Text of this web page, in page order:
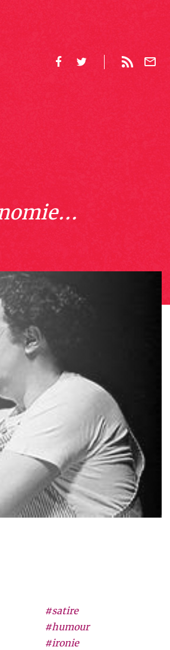
#satire
#humour
#ironie